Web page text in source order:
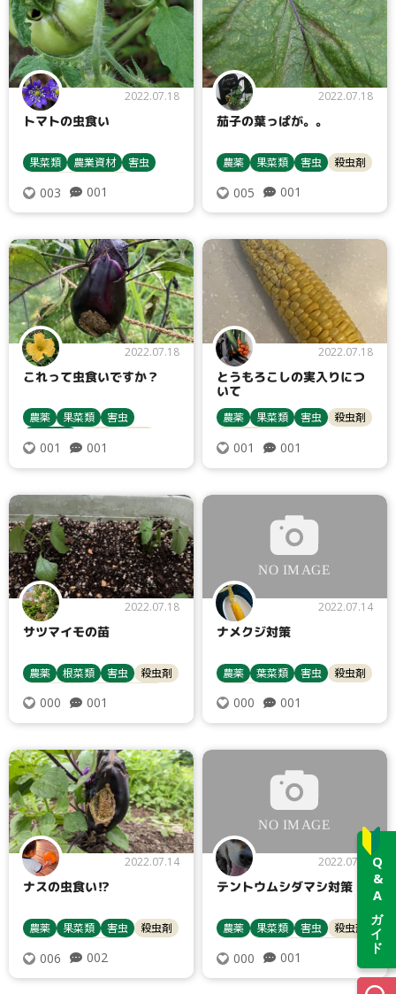
Q&Aガイド
2022.07.18
トマトの虫食い
果菜類 農業資材
害虫
防虫ネット
003 001
2022.07.18
茄子の葉っぱが。。
農薬 果菜類 害虫
殺虫剤
005 001
2022.07.18
これって虫食いですか？
農薬 果菜類
害虫
ヨトウムシ類
001 001
2022.07.18
とうもろこしの実入りにつ
いて
農薬 果菜類 害虫
殺虫剤
001 001
2022.07.18
サツマイモの苗
農薬 根菜類 害虫
殺虫剤
000 001
2022.07.14
ナメクジ対策
農薬 葉菜類 害虫
殺虫剤
000 001
2022.07.14
ナスの虫食い⁉︎
農薬 果菜類 害虫
殺虫剤
006 002
2022.07.14
テントウムシダマシ対策
農薬 果菜類 害虫
殺虫剤
000 001